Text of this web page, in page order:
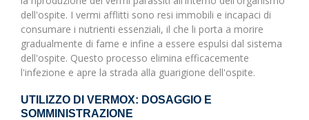
dell'ospite. I vermi afflitti sono resi immobili e incapaci di
consumare i nutrienti essenziali, il che li porta a morire
gradualmente di fame e infine a essere espulsi dal sistema
dell'ospite. Questo processo elimina efficacemente
l'infezione e apre la strada alla guarigione dell'ospite.
UTILIZZO DI VERMOX: DOSAGGIO E
SOMMINISTRAZIONE